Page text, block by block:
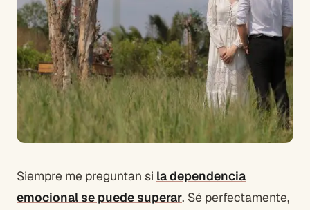
Siempre me preguntan si la dependencia
emocional se puede superar. Sé perfectamente,